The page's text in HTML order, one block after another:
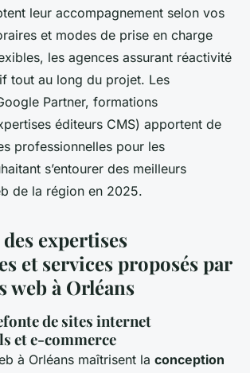
leur accompagnement selon vos
et modes de prise en charge
les agences assurant réactivité
tout au long du projet. Les
Partner, formations
éditeurs CMS) apportent de
professionnelles pour les
s’entourer des meilleurs
de la région en 2025.
expertises
et services proposés par
web à Orléans
de sites internet
et e-commerce
à Orléans maîtrisent la conception